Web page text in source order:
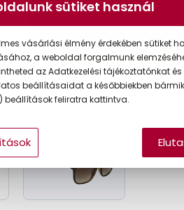
sütiket használ
vásárlási élmény érdekében sütiket
a weboldal forgalmunk
az Adatkezelési tájékoztatónkat
beállításaidat a későbbiekben
beállítások feliratra kattintva.